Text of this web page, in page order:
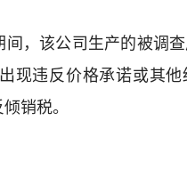
间，该公司生产的被调
现违反价格承诺或其
销税。